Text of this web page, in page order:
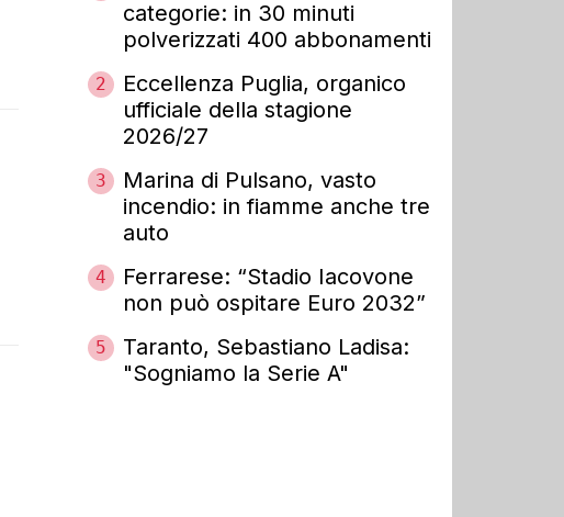
categorie: in 30 minuti
polverizzati 400 abbonamenti
2
Eccellenza Puglia, organico
ufficiale della stagione
2026/27
3
Marina di Pulsano, vasto
incendio: in fiamme anche tre
auto
4
Ferrarese: “Stadio Iacovone
non può ospitare Euro 2032”
5
Taranto, Sebastiano Ladisa:
"Sogniamo la Serie A"